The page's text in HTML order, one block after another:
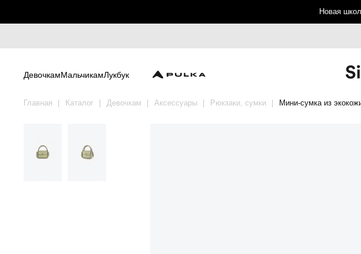
Новая
ДевочкамМальчикамЛукбук
Главная Каталог Девочкам Аксессуары Рюкзаки, сумки Мини-сумка из